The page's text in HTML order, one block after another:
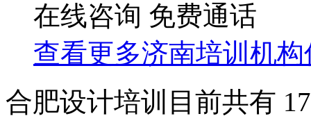
在线咨询 免费通话
查看更多济南培训机构
合肥设计培训目前共有 17